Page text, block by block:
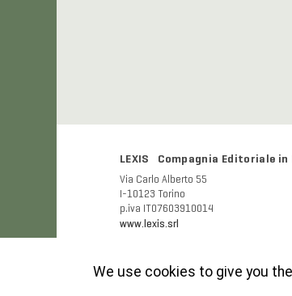
LEXIS Compagnia Editoriale
Via Carlo Alberto 55
I-10123 Torino
p.iva IT07603910014
www.lexis.srl
We use cookies to give you